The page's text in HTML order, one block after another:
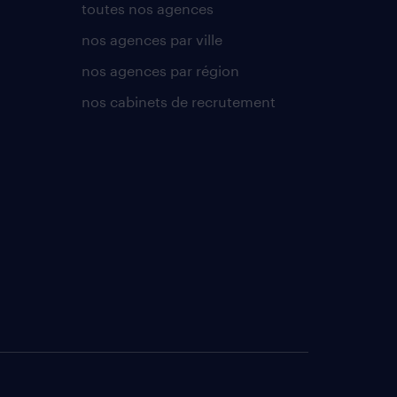
toutes nos agences
nos agences par ville
nos agences par région
nos cabinets de recrutement